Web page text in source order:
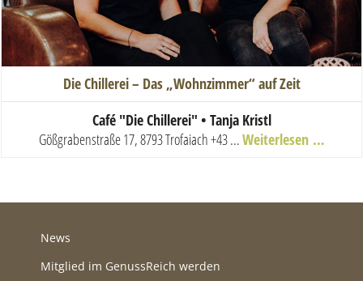
Die Chillerei – Das „Wohnzimmer“ auf Zeit
Café "Die Chillerei" • Tanja Kristl
Gößgrabenstraße 17, 8793 Trofaiach+43 ...Weiterlesen …
News
Mitglied im GenussReich werden